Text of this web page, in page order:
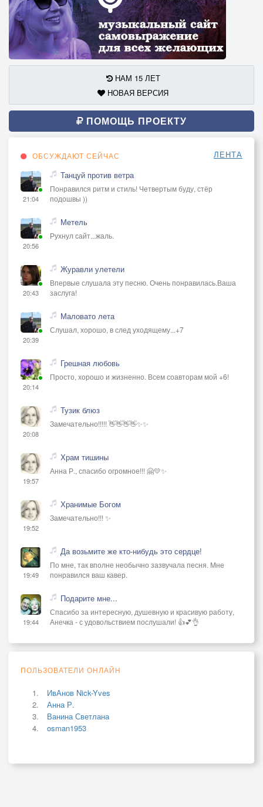
НАМ 15 ЛЕТ
НОВАЯ ВЕРСИЯ
ПОМОЩЬ ПРОЕКТУ
ОБСУЖДАЮТ СЕЙЧАС ЛЕНТА
21:04
Танцуй против ветра
Понравился ритм и стиль! Четвертым буду, стёр
подошвы ))
20:56
Метель
Рухнул сайт...жаль.
20:43
Журавли улетели
Впервые слушала эту песню. Очень понравилась.Ваша
заслуга!
20:39
Маловато лета
Слушал, хорошо, в след уходящему...+7
20:14
Грешная любовь
Просто, хорошо и жизненно. Всем соавторам мой +6!
20:08
Тузик блюз
Замечательно!!!!! 👋👋👋👋✨✨
19:57
Храм тишины
Анна Р., спасибо огромное!!! 🤗💛✨
19:52
Хранимые Богом
Замечательно!!! ✨
19:49
Да возьмите же кто-нибудь это сердце!
По мне, так вполне необычно зазвучала песня. Мне
понравился ваш кавер.
19:44
Подарите мне...
Спасибо за интересную, душевную и красивую работу,
Анечка - с удовольствием послушали! 👍💕👌
ПОЛЬЗОВАТЕЛИ ОНЛАЙН
ИвАнов Nick-Yves
Анна Р.
Ванина Светлана
osman1953